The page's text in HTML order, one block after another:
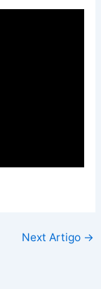
Next Artigo →